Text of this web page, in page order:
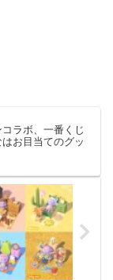
ラボ、一番くじ
お目当てのグッ